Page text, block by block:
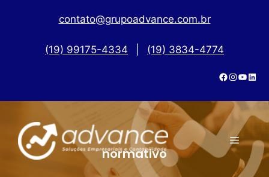
contato@grupoadvance.com.br
(19) 99175-4334 (19) 3834-4774
normativo